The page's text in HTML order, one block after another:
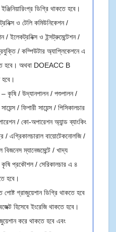
ডিগ্রি থাকতে হবে।
ও টেলি কমিউনিকেশন /
/ ইলেকট্রনিক্স ও ইন্সট্রুমেন্টেশন /
/ কম্পিউটার অ্যাপ্লিকেশনে এ
হবে। অথবা DOEACC B
– কৃষি / উদ্যানপালন / পশুপালন /
/ ফিশারী সায়েন্স / পিসিকালচার
/ কো-অপারেশন অ্যান্ড ব্যাংকিং
/ এগ্রিকালচারাল বায়োটেকনোলজি /
ম্যানেজমেন্টে / খাদ্য
প্রকৌশল / সেরিকালচার এ ৪
হবে।
পোষ্ট গ্রাজুয়েশান ডিগ্রি থাকতে হবে
হিসেবে ইংরেজি থাকতে হবে।
করে থাকতে হবে এবং